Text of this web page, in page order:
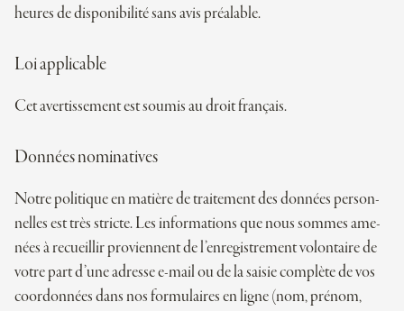
heures de dis­po­ni­bi­lité sans avis préalable.
Loi appli­cable
Cet aver­tis­se­ment est sou­mis au droit français.
Don­nées nominatives
Notre poli­tique en matière de trai­te­ment des don­nées per­son­
nelles est très stricte. Les infor­ma­tions que nous sommes ame­
nées à recueillir pro­viennent de l’enregistrement volon­taire de
votre part d’une adresse e-mail ou de la sai­sie com­plète de vos
coor­don­nées dans nos for­mu­laires en ligne (nom, pré­nom,